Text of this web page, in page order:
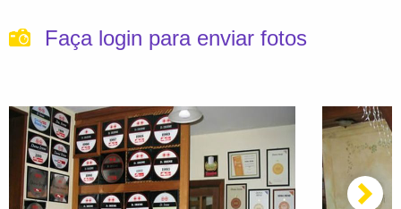
Faça login para enviar fotos